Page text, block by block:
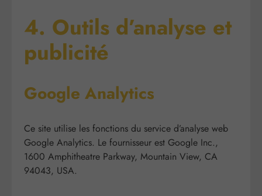
4. Outils d’analyse et
publicité
Google Analytics
Ce site utilise les fonctions du service d’analyse web
Google Analytics. Le fournisseur est Google Inc.,
1600 Amphitheatre Parkway, Mountain View, CA
94043, USA.